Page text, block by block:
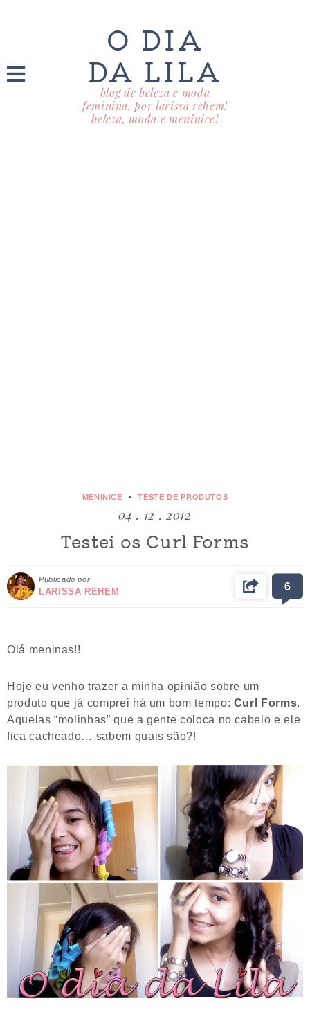
O DIA
DA LILA
blog de beleza e moda
feminina, por larissa rehem!
beleza, moda e meninice!
MENINICE TESTE DE PRODUTOS
04 . 12 . 2012
Testei os Curl Forms
Publicado por
LARISSA REHEM 6
Olá meninas!!
Hoje eu venho trazer a minha opinião sobre um
produto que já comprei há um bom tempo: Curl Forms.
Aquelas “molinhas” que a gente coloca no cabelo e ele
fica cacheado… sabem quais são?!